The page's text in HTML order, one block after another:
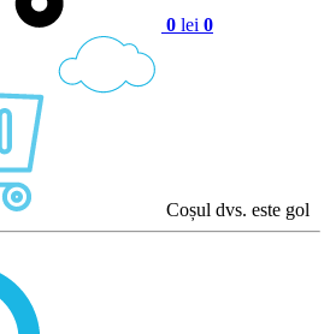
0 lei 0
Coșul dvs. este gol